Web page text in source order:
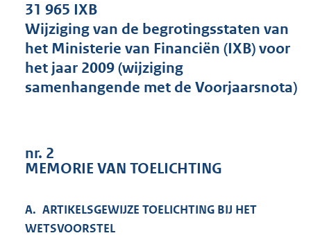
s
g
o
6
8
b
31 965 IXB
Wijziging van de begrotingsstaten van
het Ministerie van Financiën (IXB) voor
het jaar 2009 (wijziging
samenhangende met de Voorjaarsnota)
nr. 2
MEMORIE VAN TOELICHTING
A. ARTIKELSGEWIJZE TOELICHTING BIJ HET
WETSVOORSTEL